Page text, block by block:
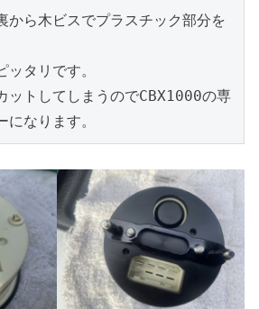
から木ビスでプラスチック部分を
タリです。
ットしてしまうのでCBX1000の専
になります。